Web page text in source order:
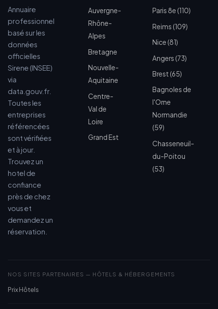
Annuaire
professionnel
basé sur les
données
officielles
Sirene (INSEE)
via
data.gouv.fr.
Toutes les
entreprises
référencées
sont vérifiées
et à jour.
Trouvez un
hotel de
confiance
près de chez
vous et
demandez un
réservation.
Auvergne-
Rhône-
Alpes
Bretagne
Nouvelle-
Aquitaine
Centre-
Val de
Loire
Grand Est
Paris 8e (110)
Reims (109)
Nice (81)
Angers (73)
Brest (65)
Bagnoles de
l'Orne
Normandie
(59)
Chasseneuil-
du-Poitou
(53)
NOS SITES PARTENAIRES — HÔTELS & HÉBERGEMENTS
Prix Hôtels